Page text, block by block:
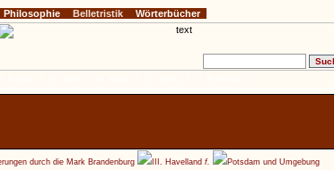
durch die Mark Brandenburg III. Havelland f.
Potsdam und Umgebung
Philosophie Belletristik Wörterbücher